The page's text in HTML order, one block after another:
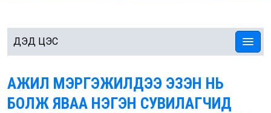
ДЭД ЦЭС
АЖИЛ МЭРГЭЖИЛДЭЭ ЭЗЭН НЬ
БОЛЖ ЯВАА НЭГЭН СУВИЛАГЧИД